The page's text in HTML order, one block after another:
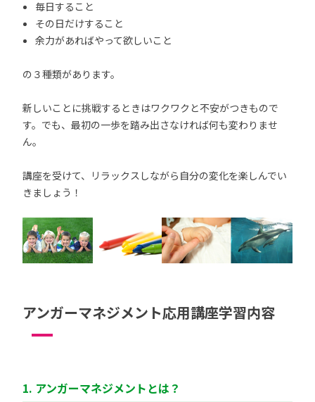
毎日すること
その日だけすること
余力があればやって欲しいこと
の３種類があります。
新しいことに挑戦するときはワクワクと不安がつきもので
す。でも、最初の一歩を踏み出さなければ何も変わりませ
ん。
講座を受けて、リラックスしながら自分の変化を楽しんでい
きましょう！
アンガーマネジメント応用講座学習内容
1. アンガーマネジメントとは？